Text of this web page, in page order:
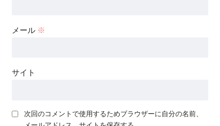
メール ※
サイト
次回のコメントで使用するためブラウザーに自分の名前、